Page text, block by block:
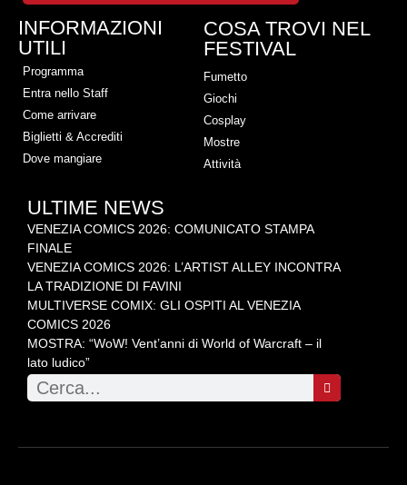
INFORMAZIONI
UTILI
Programma
Entra nello Staff
Come arrivare
Biglietti & Accrediti
Dove mangiare
COSA TROVI NEL
FESTIVAL
Fumetto
Giochi
Cosplay
Mostre
Attività
ULTIME NEWS
VENEZIA COMICS 2026: COMUNICATO STAMPA
FINALE
VENEZIA COMICS 2026: L’ARTIST ALLEY INCONTRA
LA TRADIZIONE DI FAVINI
MULTIVERSE COMIX: GLI OSPITI AL VENEZIA
COMICS 2026
MOSTRA: “WoW! Vent’anni di World of Warcraft – il
lato ludico”